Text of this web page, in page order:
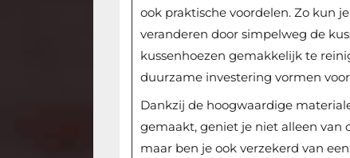
ook praktische voordelen. Zo kun
veranderen door simpelweg de
kussenhoezen gemakkelijk te
duurzame investering vormen
Dankzij de hoogwaardige
gemaakt, geniet je niet alleen van
maar ben je ook verzekerd van